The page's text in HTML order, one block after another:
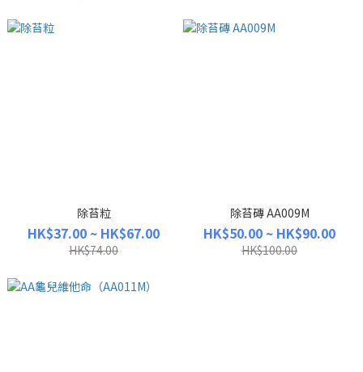
除苔粒
HK$37.00 ~ HK$67.00
HK$74.00
除苔磚 AA009M
HK$50.00 ~ HK$90.00
HK$100.00